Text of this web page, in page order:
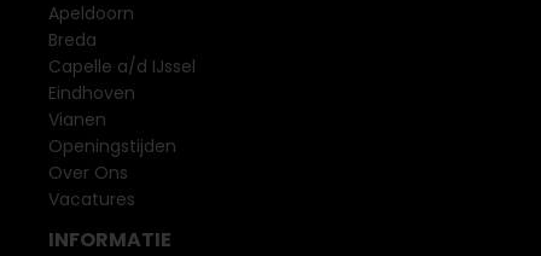
Apeldoorn
Breda
Capelle a/d IJssel
Eindhoven
Vianen
Openingstijden
Over Ons
Vacatures
INFORMATIE